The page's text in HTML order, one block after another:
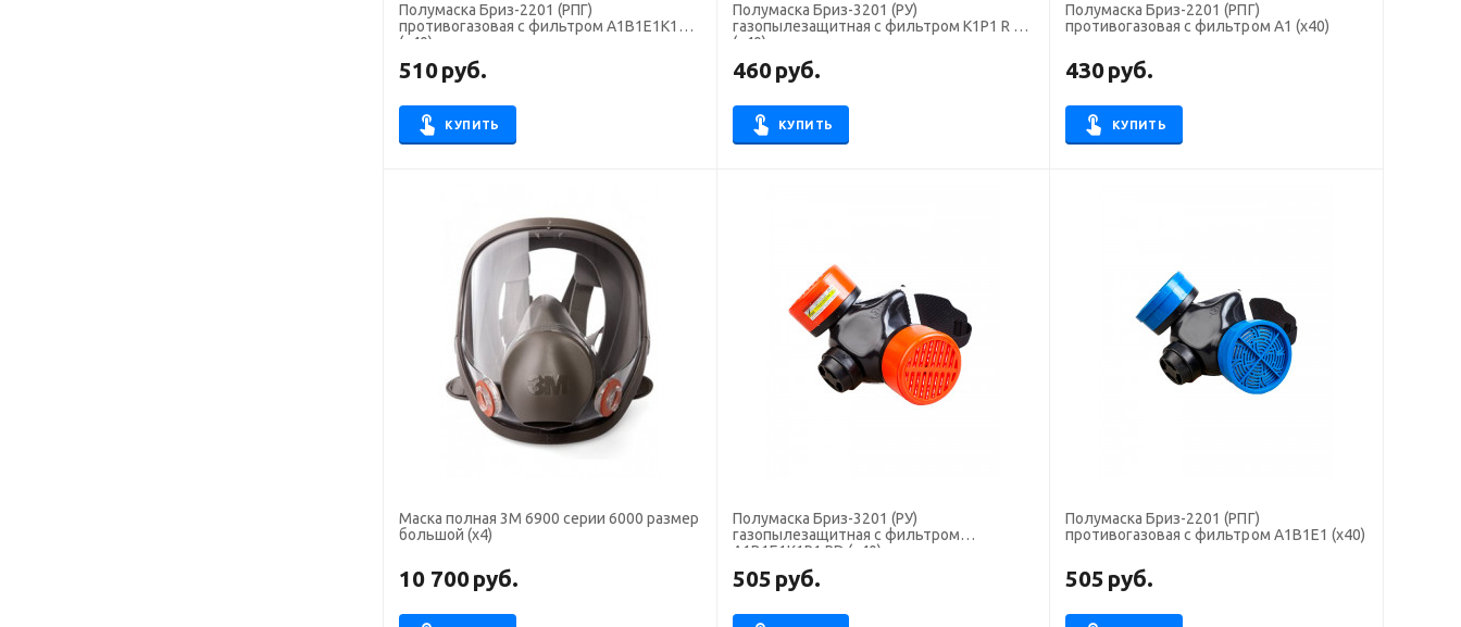
Полумаска Бриз-2201 (РПГ)
противогазовая с фильтром А1В1Е1К1
(х40)
510руб.
КУПИТЬ
Полумаска Бриз-3201 (РУ)
газопылезащитная с фильтром К1Р1 R D
(х40)
460руб.
КУПИТЬ
Полумаска Бриз-2201 (РПГ)
противогазовая с фильтром А1 (х40)
430руб.
КУПИТЬ
Маска полная 3М 6900 серии 6000 размер
большой (х4)
10 700руб.
Полумаска Бриз-3201 (РУ)
газопылезащитная с фильтром
А1В1Е1К1Р1 RD (х40)
505 руб.
Полумаска Бриз-2201 (РПГ)
противогазовая с фильтром А1В1Е1 (х40)
505 руб.